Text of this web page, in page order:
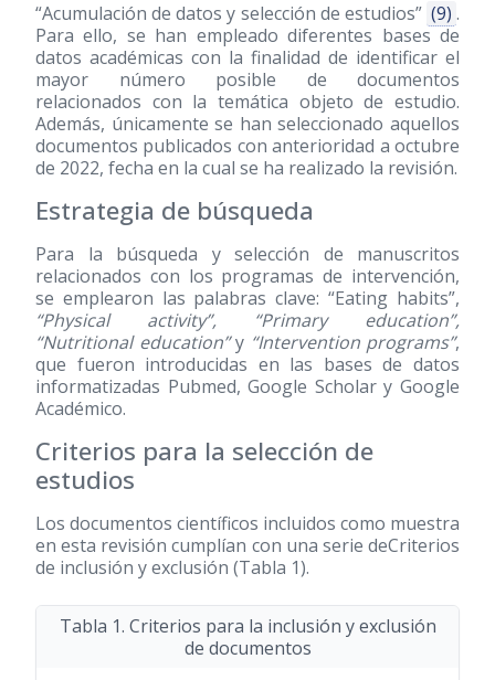
“Acumulación de datos y selección de estudios” (9) .
Para ello, se han empleado diferentes bases de
datos académicas con la finalidad de identificar el
mayor número posible de documentos
relacionados con la temática objeto de estudio.
Además, únicamente se han seleccionado aquellos
documentos publicados con anterioridad a octubre
de 2022, fecha en la cual se ha realizado la revisión.
Estrategia de búsqueda
Para la búsqueda y selección de manuscritos
relacionados con los programas de intervención,
se emplearon las palabras clave: “Eating habits”,
“Physical activity”, “Primary education”,
“Nutritional education”y “Intervention programs”,
que fueron introducidas en las bases de datos
informatizadas Pubmed, Google Scholar y Google
Académico.
Criterios para la selección de
estudios
Los documentos científicos incluidos como muestra
en esta revisión cumplían con una serie deCriterios
de inclusión y exclusión (Tabla 1).
Tabla 1. Criterios para la inclusión y exclusión
de documentos